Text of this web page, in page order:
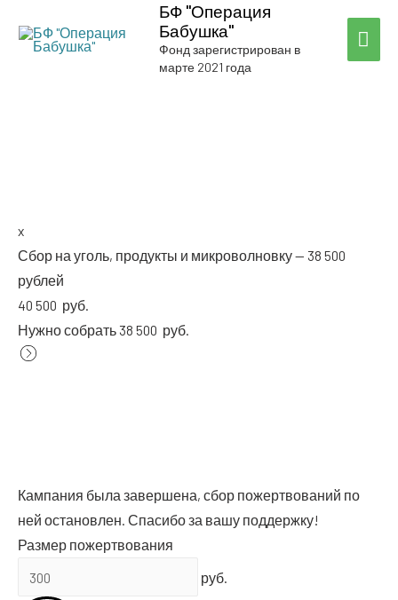
БФ "Операция
Бабушка"
Фонд зарегистрирован в
марте 2021 года
x
Сбор на уголь, про­дук­ты и мик­ро­вол­нов­ку — 38 500
рублей
40 500 руб.
Нуж­но собрать 38 500 руб.
Кам­па­ния была завер­ше­на, сбор пожерт­во­ва­ний по
ней оста­нов­лен. Спа­си­бо за вашу поддержку!
Раз­мер пожертвования
руб.